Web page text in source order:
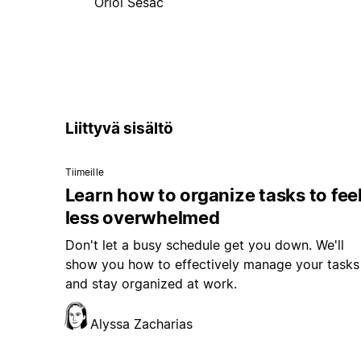
Liittyvä sisältö
Tiimeille
Learn how to organize tasks to feel
less overwhelmed
Don't let a busy schedule get you down. We'll
show you how to effectively manage your tasks
and stay organized at work.
Alyssa Zacharias